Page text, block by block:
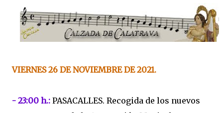
VIERNES 26 DE NOVIEMBRE DE 2021.
- 23:00 h.: PASACALLES. Recogida de los nuevos